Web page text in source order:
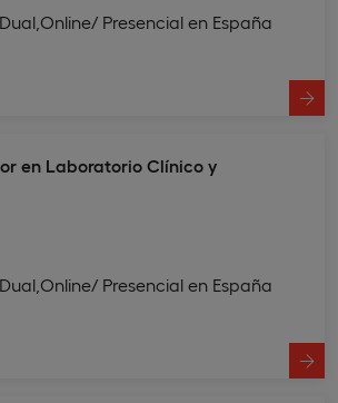
Online/ Presencial en España
en Laboratorio Clínico y
Online/ Presencial en España